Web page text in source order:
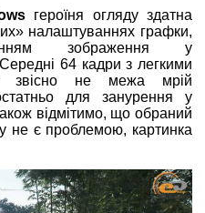
героїня огляду здатна
налаштуваннях графки,
зображення у
64 кадри з легкими
звісно не межа мрій
для занурення у
відмітимо, що обраний
не є проблемою, картинка